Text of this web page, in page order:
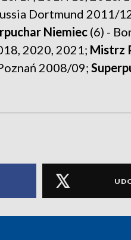
Dortmund 2011/
Niemiec (6) -
2020, 2021; Mistrz
2008/09;